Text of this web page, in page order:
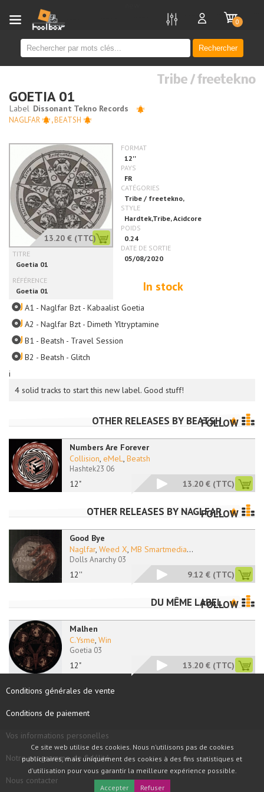
Rechercher
0
i
Tribe / freetekno
GOETIA 01
NAGLFAR ,BEATSH
13.20 € (TTC)
In stock
4 solid tracks to start this new label. Good stuff!
A1 - Naglfar Bzt - Kabaalist Goetia
A2 - Naglfar Bzt - Dimeth Yltryptamine
B1 - Beatsh - Travel Session
B2 - Beatsh - Glitch
OTHER RELEASES BY BEATSH
FOLLOW
Numbers Are Forever
12"
Collision, eMeL, Beatsh
Hashtek23 06
13.20 € (TTC)
OTHER RELEASES BY NAGLFAR
FOLLOW
Good Bye
12''
Naglfar, Weed X, MB Smartmedia...
Dolls Anarchy 03
9.12 € (TTC)
DU MÊME LABEL
FOLLOW
Malhen
12"
C.Ysme, Win
Goetia 03
13.20 € (TTC)
Conditions générales de vente
Conditions de paiement
Vos informations personelles
Notre programme de fidélité
Nous contacter
Ce site web utilise des cookies. Nous n'utilisons pas de cookies
publicitaires, mais uniquement des cookies à des fins statistiques et
d'utilisation pour vous garantir la meilleure expérience possible.
Accepter
Refuser